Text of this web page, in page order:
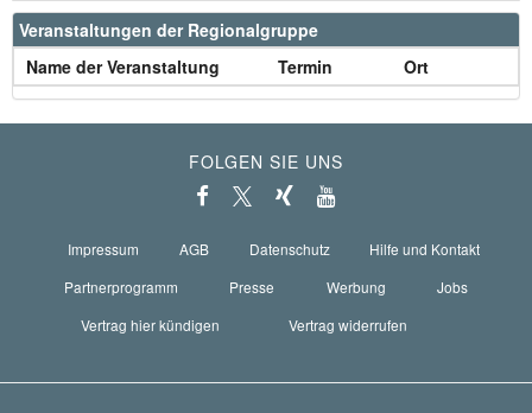
Veranstaltungen der Regionalgruppe
Name der Veranstaltung
Termin Ort
FOLGEN SIE UNS
Impressum AGB Datenschutz
Hilfe und Kontakt
Partnerprogramm
Presse Werbung
Jobs
Vertrag hier kündigen
Vertrag widerrufen